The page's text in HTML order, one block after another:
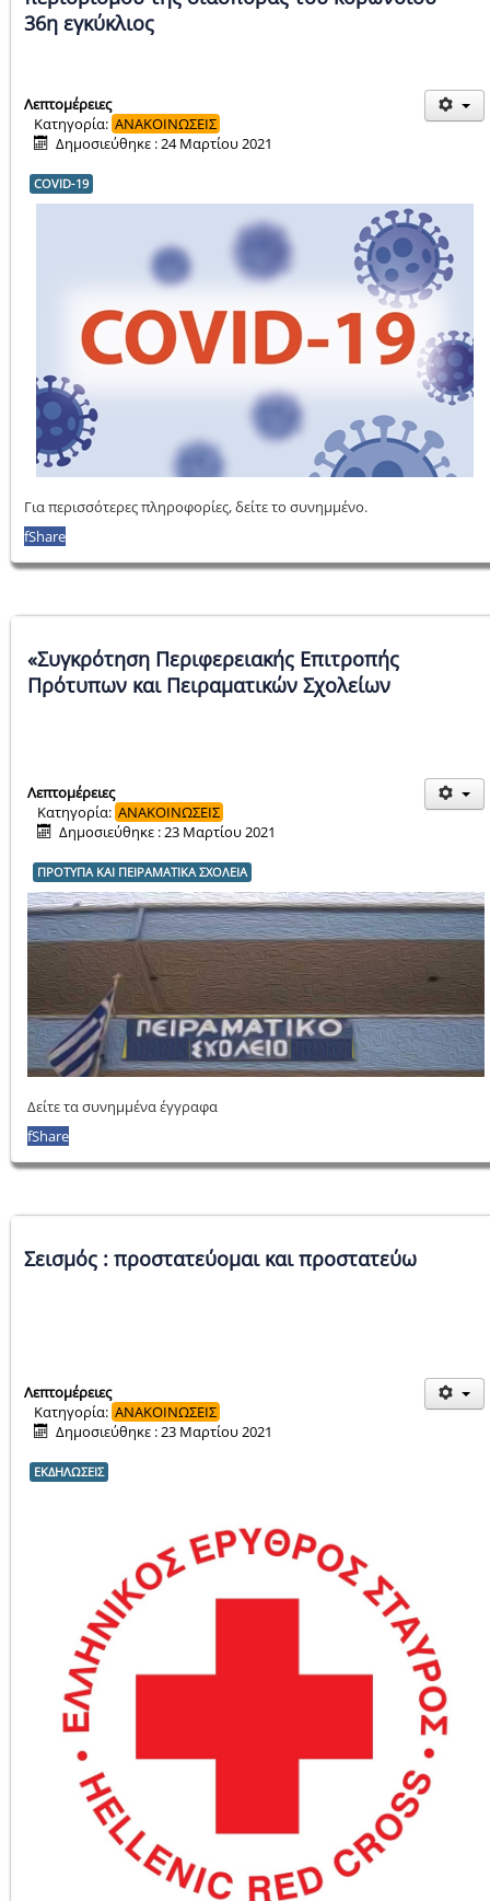
36η εγκύκλιος
Λεπτομέρειες
Κατηγορία: ΑΝΑΚΟΙΝΩΣΕΙΣ
Δημοσιεύθηκε : 24 Μαρτίου 2021
COVID-19
Για περισσότερες πληροφορίες, δείτε το συνημμένο.
fShare
«Συγκρότηση Περιφερειακής Επιτροπής
Πρότυπων και Πειραματικών Σχολείων
Λεπτομέρειες
Κατηγορία: ΑΝΑΚΟΙΝΩΣΕΙΣ
Δημοσιεύθηκε : 23 Μαρτίου 2021
ΠΡΟΤΥΠΑ ΚΑΙ ΠΕΙΡΑΜΑΤΙΚΑ ΣΧΟΛΕΙΑ
Δείτε τα συνημμένα έγγραφα
fShare
Σεισμός : προστατεύομαι και προστατεύω
Λεπτομέρειες
Κατηγορία: ΑΝΑΚΟΙΝΩΣΕΙΣ
Δημοσιεύθηκε : 23 Μαρτίου 2021
ΕΚΔΗΛΩΣΕΙΣ